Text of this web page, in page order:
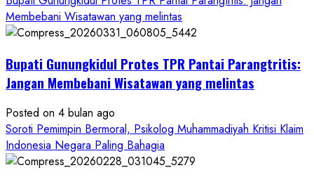
RI
Minta
Resmi
Membebani Wisatawan yang melintas
Bupati Gunungkidul Protes TPR Pantai Parangtritis:
Jangan Membebani Wisatawan yang melintas
Posted on 4 bulan ago
Soroti Pemimpin Bermoral, Psikolog Muhammadiyah Kritisi Klaim
Indonesia Negara Paling Bahagia